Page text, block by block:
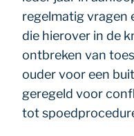
regelmatig vragen
die hierover in de
ontbreken van
ouder voor een
geregeld voor
tot